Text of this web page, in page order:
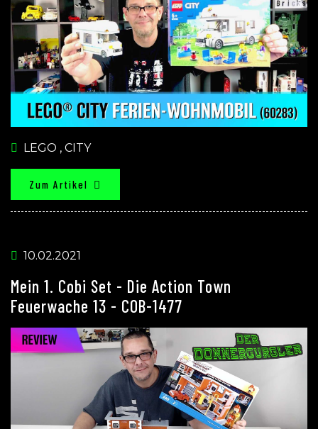
LEGO , CITY
Zum Artikel
10.02.2021
Mein 1. Cobi Set - Die Action Town
Feuerwache 13 - COB-1477